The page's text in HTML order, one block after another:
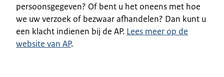
persoonsgegeven? Of bent u het oneens met hoe
we uw verzoek of bezwaar afhandelen? Dan kunt u
een klacht indienen bij de AP. Lees meer op de
website van AP.